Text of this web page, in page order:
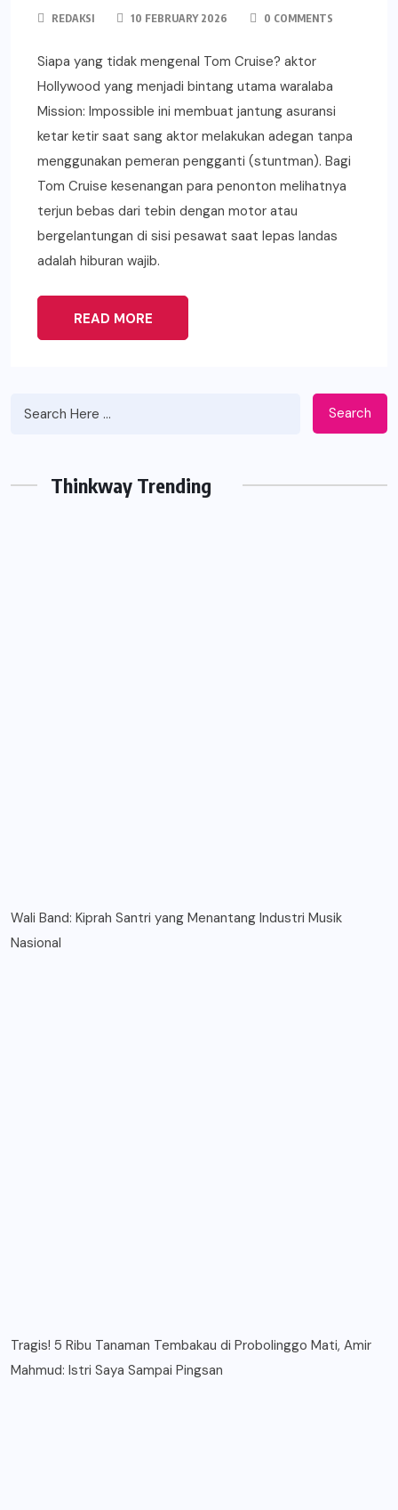
REDAKSI 10 FEBRUARY 2026 0 COMMENTS
Siapa yang tidak mengenal Tom Cruise? aktor
Hollywood yang menjadi bintang utama waralaba
Mission: Impossible ini membuat jantung asuransi
ketar ketir saat sang aktor melakukan adegan tanpa
menggunakan pemeran pengganti (stuntman). Bagi
Tom Cruise kesenangan para penonton melihatnya
terjun bebas dari tebin dengan motor atau
bergelantungan di sisi pesawat saat lepas landas
adalah hiburan wajib.
READ MORE
Search
Thinkway Trending
Wali Band: Kiprah Santri yang Menantang Industri Musik
Nasional
Tragis! 5 Ribu Tanaman Tembakau di Probolinggo Mati, Amir
Mahmud: Istri Saya Sampai Pingsan